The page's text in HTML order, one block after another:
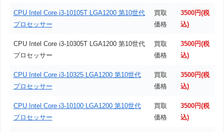
CPU Intel Core i3-10105T LGA1200 第10世代
プロセッサー
買取
価格
3500円(税
込)
CPU Intel Core i3-10305T LGA1200 第10世代
プロセッサー
買取
価格
3500円(税
込)
CPU Intel Core i3-10325 LGA1200 第10世代
プロセッサー
買取
価格
3500円(税
込)
CPU Intel Core i3-10100 LGA1200 第10世代
プロセッサー
買取
価格
3500円(税
込)